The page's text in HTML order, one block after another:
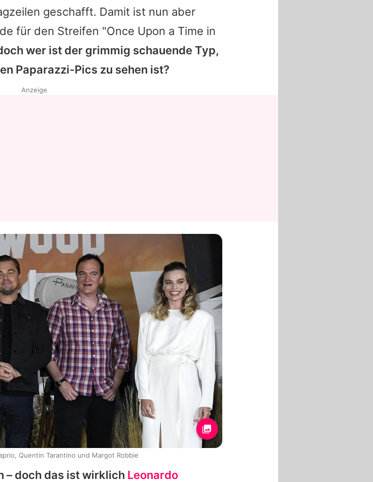
geschafft. Damit ist nun aber
für den Streifen "Once Upon a Time in
wer ist der grimmig schauende Typ,
Paparazzi-Pics zu sehen ist?
– doch das ist wirklich Leonardo
Anzeige
Quentin Tarantino und Margot Robbie